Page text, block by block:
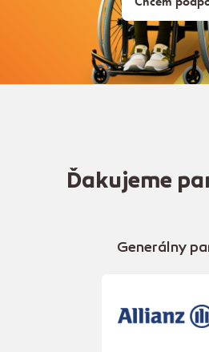
Ďakujeme
Generálny